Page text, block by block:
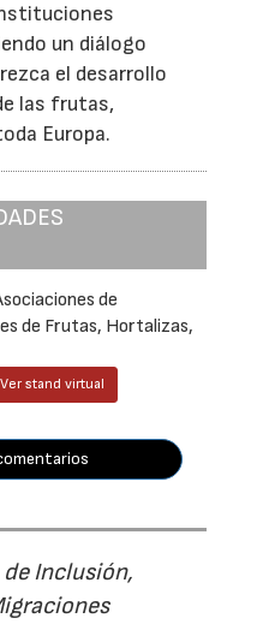
un diálogo
el desarrollo
las frutas,
Europa.
de
de Frutas, Hortalizas,
Ver stand virtual
Inclusión,